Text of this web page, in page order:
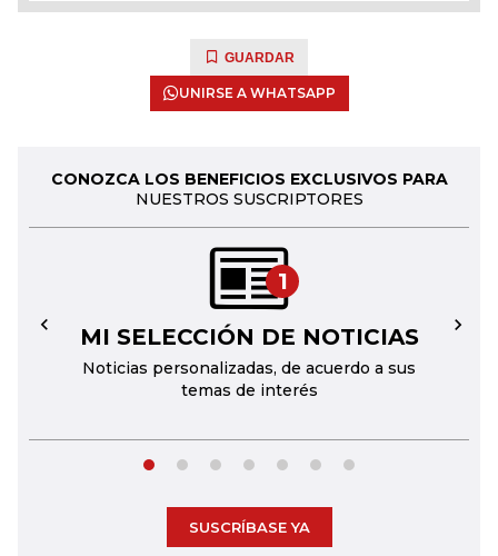
GUARDAR
UNIRSE A WHATSAPP
CONOZCA LOS BENEFICIOS EXCLUSIVOS PARA
NUESTROS SUSCRIPTORES
1
MI SELECCIÓN DE NOTICIAS
Noticias personalizadas, de acuerdo a sus
temas de interés
← →
SUSCRÍBASE YA